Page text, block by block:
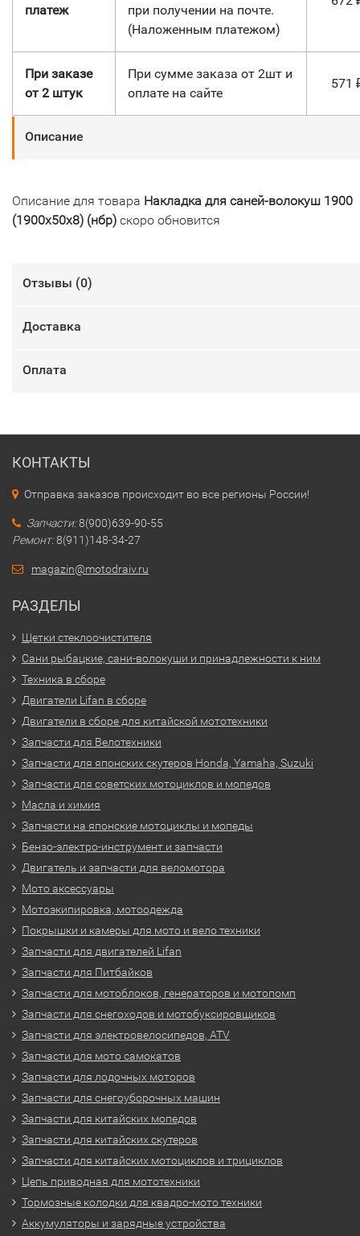
платеж
при получении на почте.
(Наложенным платежом)
При заказе
от 2 штук
При сумме заказа от 2шт и
оплате на сайте
571
Описание
Описание для товара Накладка для саней-волокуш 1900
(1900х50х8) (нбр) скоро обновится
Отзывы (0)
Доставка
Оплата
КОНТАКТЫ
Отправка заказов происходит во все регионы России!
Запчасти:8(900)639-90-55
Ремонт:8(911)148-34-27
magazin@motodraiv.ru
РАЗДЕЛЫ
Щетки стеклоочистителя
Сани рыбацкие, сани-волокуши и принадлежности к ним
Техника в сборе
Двигатели Lifan в сборе
Двигатели в сборе для китайской мототехники
Запчасти для Велотехники
Запчасти для японских скутеров Honda, Yamaha, Suzuki
Запчасти для советских мотоциклов и мопедов
Масла и химия
Запчасти на японские мотоциклы и мопеды
Бензо-электро-инструмент и запчасти
Двигатель и запчасти для веломотора
Мото аксессуары
Мотоэкипировка, мотоодежда
Покрышки и камеры для мото и вело техники
Запчасти для двигателей Lifan
Запчасти для Питбайков
Запчасти для мотоблоков, генераторов и мотопомп
Запчасти для снегоходов и мотобуксировщиков
Запчасти для электровелосипедов, ATV
Запчасти для мото самокатов
Запчасти для лодочных моторов
Запчасти для снегоуборочных машин
Запчасти для китайских мопедов
Запчасти для китайских скутеров
Запчасти для китайских мотоциклов и трициклов
Цепь приводная для мототехники
Тормозные колодки для квадро-мото техники
Аккумуляторы и зарядные устройства